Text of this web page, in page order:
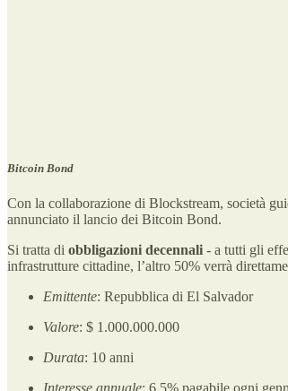
Bitcoin Bond
Con la collaborazione di Blockstream, società
annunciato il lancio dei Bitcoin Bond.
Si tratta di obbligazioni decennali - a tutti gli
infrastrutture cittadine, l’altro 50% verrà
Emittente: Repubblica di El Salvador
Valore: $ 1.000.000.000
Durata: 10 anni